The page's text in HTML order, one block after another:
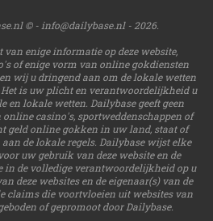
© -info@dailybase.nl- 2026.
enige informatie op deze website,
of enige vorm van online gokdiensten
wij u dringend aan om de lokale wetten
is uw plicht en verantwoordelijkheid u
en lokale wetten. Dailybase geeft geen
casino's, sportweddenschappen of
geld online gokken in uw land, staat of
de lokale regels. Dailybase wijst elke
uw gebruik van deze website en de
in de volledige verantwoordelijkheid op u
deze websites en de eigenaar(s) van de
claims die voortvloeien uit websites van
of gepromoot door Dailybase.